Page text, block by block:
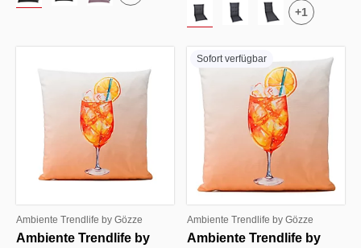
+1
Ambiente Trendlife by Gözze
Ambiente Trendlife by
Sofort verfügbar
Ambiente Trendlife by Gözze
Ambiente Trendlife by